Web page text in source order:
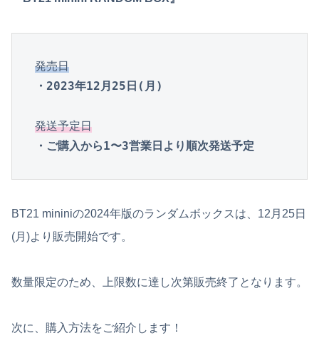
発売日
・2023年12月25日(月)
発送予定日
・ご購入から1〜3営業日より順次発送予定
BT21 mininiの2024年版のランダムボックスは、12月25日
(月)より販売開始です。
数量限定のため、上限数に達し次第販売終了となります。
次に、購入方法をご紹介します！